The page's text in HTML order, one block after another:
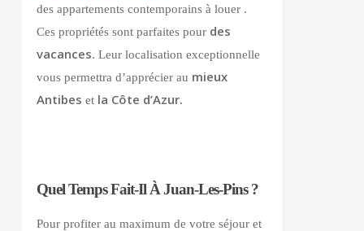
des appartements contemporains à louer .
Ces propriétés sont parfaites pour des
vacances. Leur localisation exceptionnelle
vous permettra d’apprécier au mieux
Antibes et la Côte d’Azur.
Quel Temps Fait-Il À Juan-Les-Pins ?
Pour profiter au maximum de votre séjour et